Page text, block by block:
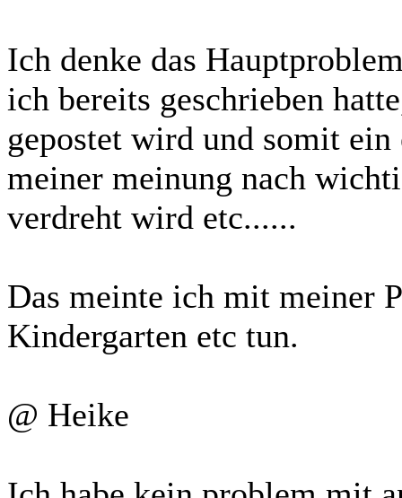
Ich denke das
ich bereits geschrieben
gepostet wird und somit
meiner meinung nach
verdreht wird etc......
Das meinte ich mit meiner
Kindergarten etc tun.
@ Heike